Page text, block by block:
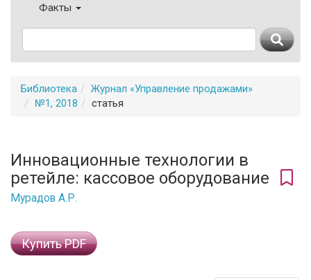
Факты
Библиотека
Журнал «Управление продажами»
№1, 2018
статья
Инновационные технологии в
ретейле: кассовое оборудование
Мурадов А.Р.
Купить PDF